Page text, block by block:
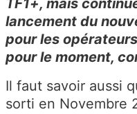
lancement du
pour les
pour le moment,
Il faut savoir aussi
sorti en Novembre